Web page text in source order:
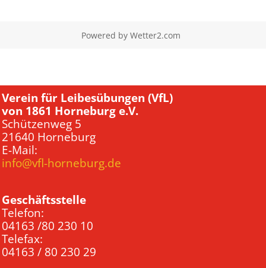
Powered by Wetter2.com
Verein für Leibesübungen (VfL)
von 1861 Horneburg e.V.
Schützenweg 5
21640 Horneburg
E-Mail:
info@vfl-horneburg.de
Geschäftsstelle
Telefon:
04163 /80 230 10
Telefax:
04163 / 80 230 29